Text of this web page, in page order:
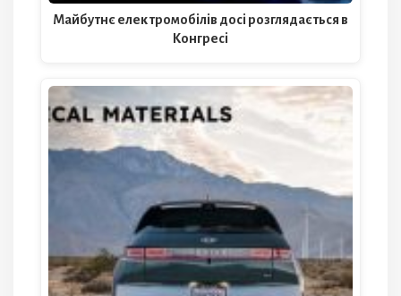
Майбутнє електромобілів досі розглядається в
Конгресі